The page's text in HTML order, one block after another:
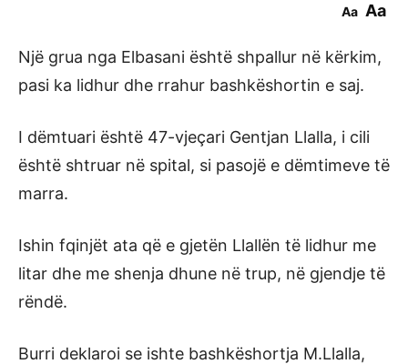
Aa Aa
Një grua nga Elbasani është shpallur në kërkim,
pasi ka lidhur dhe rrahur bashkëshortin e saj.
I dëmtuari është 47-vjeçari Gentjan Llalla, i cili
është shtruar në spital, si pasojë e dëmtimeve të
marra.
Ishin fqinjët ata që e gjetën Llallën të lidhur me
litar dhe me shenja dhune në trup, në gjendje të
rëndë.
Burri deklaroi se ishte bashkëshortja M.Llalla,